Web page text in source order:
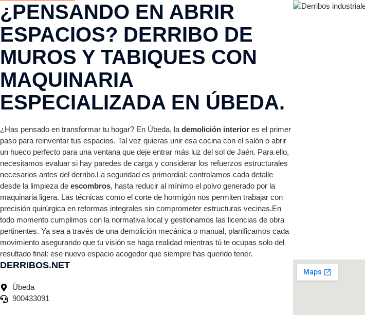
¿PENSANDO EN ABRIR
ESPACIOS? DERRIBO DE
MUROS Y TABIQUES CON
MAQUINARIA
ESPECIALIZADA EN ÚBEDA.
¿Has pensado en transformar tu hogar? En Úbeda, la demolición interior es el primer
paso para reinventar tus espacios. Tal vez quieras unir esa cocina con el salón o abrir
un hueco perfecto para una ventana que deje entrar más luz del sol de Jaén. Para ello,
necesitamos evaluar si hay paredes de carga y considerar los refuerzos estructurales
necesarios antes del derribo.La seguridad es primordial: controlamos cada detalle
desde la limpieza de escombros, hasta reducir al mínimo el polvo generado por la
maquinaria ligera. Las técnicas como el corte de hormigón nos permiten trabajar con
precisión quirúrgica en reformas integrales sin comprometer estructuras vecinas.En
todo momento cumplimos con la normativa local y gestionamos las licencias de obra
pertinentes. Ya sea a través de una demolición mecánica o manual, planificamos cada
movimiento asegurando que tu visión se haga realidad mientras tú te ocupas solo del
resultado final: ese nuevo espacio acogedor que siempre has querido tener.
DERRIBOS.NET
Úbeda
900433091